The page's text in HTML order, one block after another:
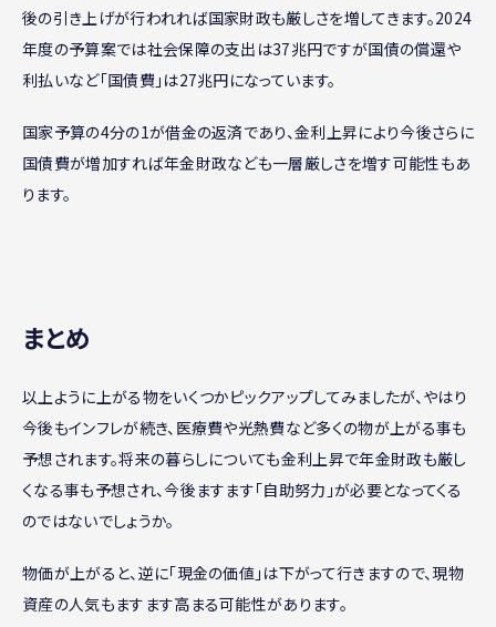
後の引き上げが行われれば国家財政も厳しさを増してきます。2024
年度の予算案では社会保障の支出は37兆円ですが国債の償還や
利払いなど「国債費」は27兆円になっています。
国家予算の4分の1が借金の返済であり、金利上昇により今後さらに
国債費が増加すれば年金財政なども一層厳しさを増す可能性もあ
ります。
まとめ
以上ように上がる物をいくつかピックアップしてみましたが、やはり
今後もインフレが続き、医療費や光熱費など多くの物が上がる事も
予想されます。将来の暮らしについても金利上昇で年金財政も厳し
くなる事も予想され、今後ますます「自助努力」が必要となってくる
のではないでしょうか。
物価が上がると、逆に「現金の価値」は下がって行きますので、現物
資産の人気もますます高まる可能性があります。